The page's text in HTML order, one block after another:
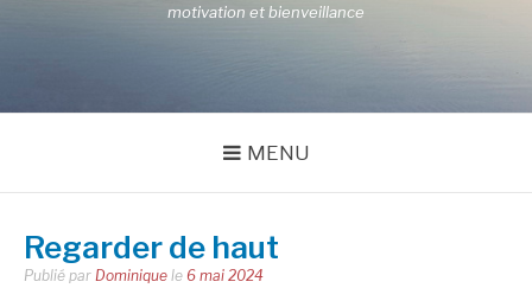
motivation et bienveillance
MENU
Regarder de haut
Publié par Dominique le 6 mai 2024